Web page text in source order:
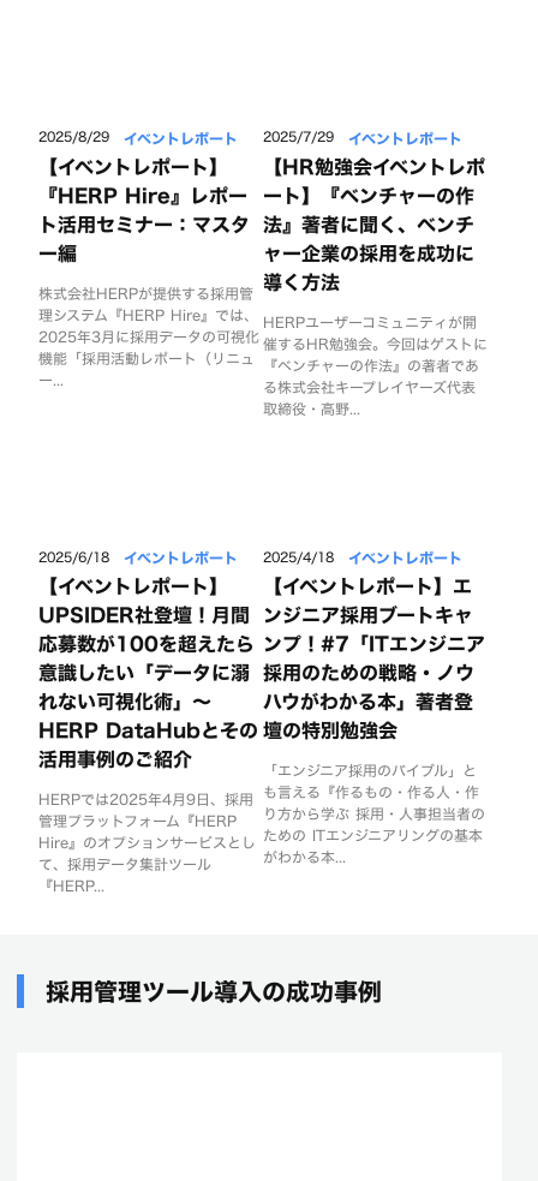
2025/8/29 イベントレポート
【イベントレポート】
『HERP Hire』レポー
ト活用セミナー：マスタ
ー編
株式会社HERPが提供する採用管
理システム『HERP Hire』では、
2025年3月に採用データの可視化
機能「採用活動レポート（リニュ
ー...
2025/7/29 イベントレポート
【HR勉強会イベントレポ
ート】『ベンチャーの作
法』著者に聞く、ベンチ
ャー企業の採用を成功に
導く方法
HERPユーザーコミュニティが開
催するHR勉強会。今回はゲストに
『ベンチャーの作法』の著者であ
る株式会社キープレイヤーズ代表
取締役・高野...
2025/6/18 イベントレポート
【イベントレポート】
UPSIDER社登壇！月間
応募数が100を超えたら
意識したい「データに溺
れない可視化術」〜
HERP DataHubとその
活用事例のご紹介
HERPでは2025年4月9日、採用
管理プラットフォーム『HERP
Hire』のオプションサービスとし
て、採用データ集計ツール
『HERP...
2025/4/18 イベントレポート
【イベントレポート】エ
ンジニア採用ブートキャ
ンプ！#7「ITエンジニア
採用のための戦略・ノウ
ハウがわかる本」著者登
壇の特別勉強会
「エンジニア採用のバイブル」と
も言える『作るもの・作る人・作
り方から学ぶ 採用・人事担当者の
ための ITエンジニアリングの基本
がわかる本...
採用管理ツール導入の成功事例